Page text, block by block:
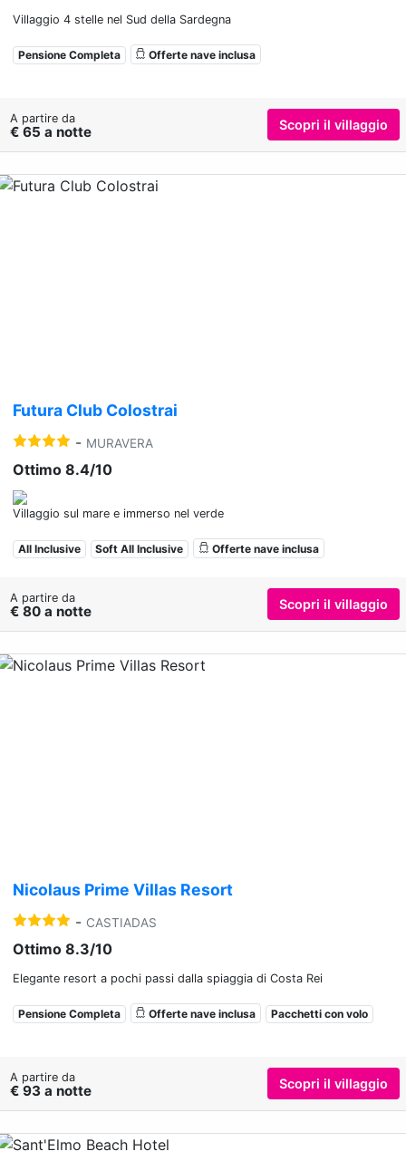
Villaggio 4 stelle nel Sud della Sardegna
Pensione Completa Offerte nave inclusa
A partire da
€ 65 a notte Scopri il villaggio
Futura Club Colostrai
- MURAVERA
Ottimo 8.4/10
Villaggio sul mare e immerso nel verde
All Inclusive Soft All Inclusive Offerte nave inclusa
A partire da
€ 80 a notte Scopri il villaggio
Nicolaus Prime Villas Resort
- CASTIADAS
Ottimo 8.3/10
Elegante resort a pochi passi dalla spiaggia di Costa Rei
Pensione Completa Offerte nave inclusa Pacchetti con volo
A partire da
€ 93 a notte Scopri il villaggio